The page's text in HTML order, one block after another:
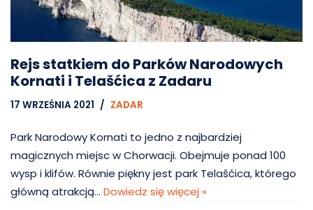
Rejs statkiem do Parków Narodowych
Kornati i Telašćica z Zadaru
17 WRZEŚNIA 2021 ZADAR
Park Narodowy Kornati to jedno z najbardziej
magicznych miejsc w Chorwacji. Obejmuje ponad 100
wysp i klifów. Równie piękny jest park Telašćica, którego
główną atrakcją… Dowiedz się więcej »